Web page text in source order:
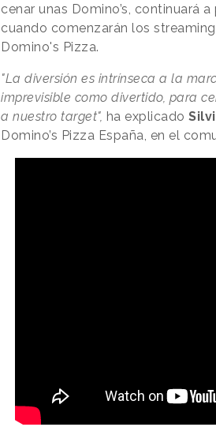
cenar unas Domino’s, continuará
cuando comenzarán los
Domino's Pizza.
"La diversión es intrínseca a la
imprevisible como divertido, para
a nuestro target", ha explicado
Domino’s Pizza España, en el